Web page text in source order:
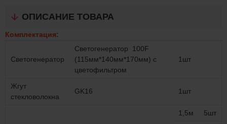
ОПИСАНИЕ ТОВАРА
Комплектация:
Светогенератор
Светогенератор 100F
(115мм*140мм*170мм) с
цветофильтром
1шт
Жгут
стекловолокна
GK16 1шт
1,5м
5шт